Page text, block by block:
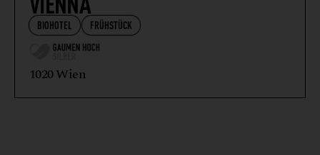
BIOHOTEL FRÜHSTÜCK
1020 Wien